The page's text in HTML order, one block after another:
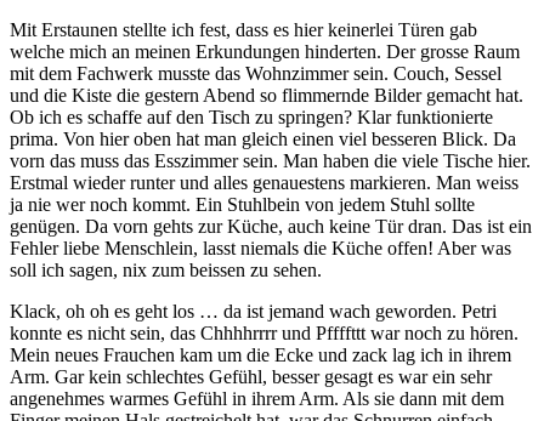
Mit Erstaunen stellte ich fest, dass es hier keinerlei Türen gab
welche mich an meinen Erkundungen hinderten. Der grosse Raum
mit dem Fachwerk musste das Wohnzimmer sein. Couch, Sessel
und die Kiste die gestern Abend so flimmernde Bilder gemacht hat.
Ob ich es schaffe auf den Tisch zu springen? Klar funktionierte
prima. Von hier oben hat man gleich einen viel besseren Blick. Da
vorn das muss das Esszimmer sein. Man haben die viele Tische hier.
Erstmal wieder runter und alles genauestens markieren. Man weiss
ja nie wer noch kommt. Ein Stuhlbein von jedem Stuhl sollte
genügen. Da vorn gehts zur Küche, auch keine Tür dran. Das ist ein
Fehler liebe Menschlein, lasst niemals die Küche offen! Aber was
soll ich sagen, nix zum beissen zu sehen.
Klack, oh oh es geht los … da ist jemand wach geworden. Petri
konnte es nicht sein, das Chhhhrrrr und Pffffttt war noch zu hören.
Mein neues Frauchen kam um die Ecke und zack lag ich in ihrem
Arm. Gar kein schlechtes Gefühl, besser gesagt es war ein sehr
angenehmes warmes Gefühl in ihrem Arm. Als sie dann mit dem